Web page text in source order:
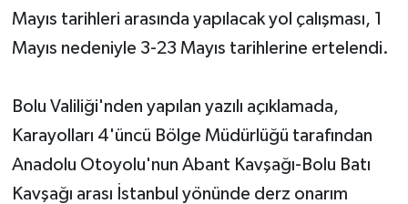
Mayıs tarihleri arasında yapılacak yol çalışması, 1
Mayıs nedeniyle 3-23 Mayıs tarihlerine ertelendi.
Bolu Valiliği'nden yapılan yazılı açıklamada,
Karayolları 4'üncü Bölge Müdürlüğü tarafından
Anadolu Otoyolu'nun Abant Kavşağı-Bolu Batı
Kavşağı arası İstanbul yönünde derz onarım
YEREL